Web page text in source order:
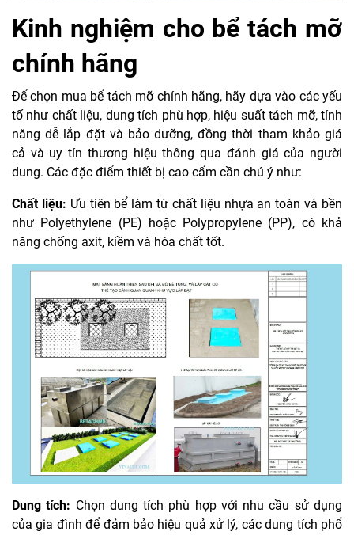
Kinh nghiệm cho bể tách mỡ
chính hãng
Để chọn mua bể tách mỡ chính hãng, hãy dựa vào các yếu
tố như chất liệu, dung tích phù hợp, hiệu suất tách mỡ, tính
năng dễ lắp đặt và bảo dưỡng, đồng thời tham khảo giá
cả và uy tín thương hiệu thông qua đánh giá của người
dung. Các đặc điểm thiết bị cao cẩm cần chú ý như:
Chất liệu: Ưu tiên bể làm từ chất liệu nhựa an toàn và bền
như Polyethylene (PE) hoặc Polypropylene (PP), có khả
năng chống axit, kiềm và hóa chất tốt.
Dung tích: Chọn dung tích phù hợp với nhu cầu sử dụng
của gia đình để đảm bảo hiệu quả xử lý, các dung tích phổ